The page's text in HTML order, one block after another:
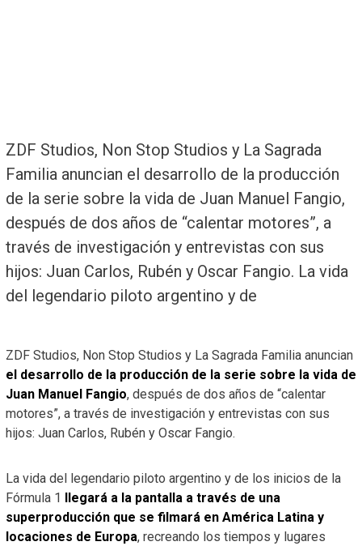
ZDF Studios, Non Stop Studios y La Sagrada
Familia anuncian el desarrollo de la producción
de la serie sobre la vida de Juan Manuel Fangio,
después de dos años de “calentar motores”, a
través de investigación y entrevistas con sus
hijos: Juan Carlos, Rubén y Oscar Fangio. La vida
del legendario piloto argentino y de
ZDF Studios, Non Stop Studios y La Sagrada Familia anuncian
el desarrollo de la producción de la serie sobre la vida de
Juan Manuel Fangio, después de dos años de “calentar
motores”, a través de investigación y entrevistas con sus
hijos: Juan Carlos, Rubén y Oscar Fangio.
La vida del legendario piloto argentino y de los inicios de la
Fórmula 1
llegará a la pantalla a través de una
superproducción que se filmará en América Latina y
locaciones de Europa, recreando los tiempos y lugares